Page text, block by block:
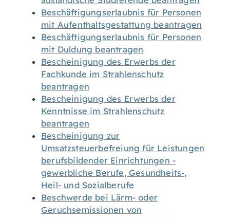
Beschäftigungserlaubnis für Personen
mit Aufenthaltsgestattung beantragen
Beschäftigungserlaubnis für Personen
mit Duldung beantragen
Bescheinigung des Erwerbs der
Fachkunde im Strahlenschutz
beantragen
Bescheinigung des Erwerbs der
Kenntnisse im Strahlenschutz
beantragen
Bescheinigung zur
Umsatzsteuerbefreiung für Leistungen
berufsbildender Einrichtungen -
gewerbliche Berufe, Gesundheits-,
Heil- und Sozialberufe
Beschwerde bei Lärm- oder
Geruchsemissionen von